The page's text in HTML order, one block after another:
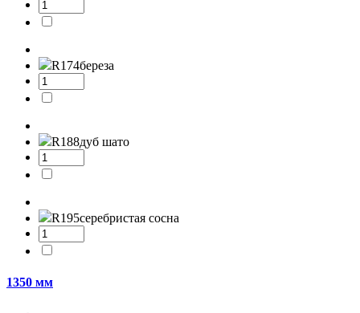
R174береза
R188дуб шато
R195серебристая сосна
1350 мм